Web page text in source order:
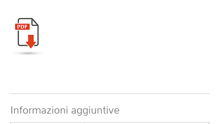
Informazioni aggiuntive